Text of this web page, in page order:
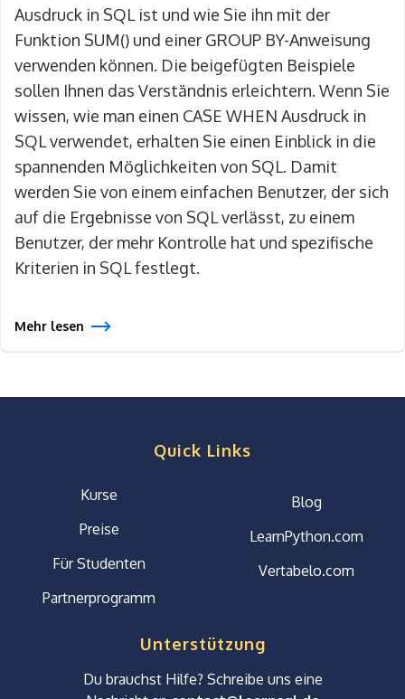
Ausdruck in SQL ist und wie Sie ihn mit der
Funktion SUM() und einer GROUP BY-Anweisung
verwenden können. Die beigefügten Beispiele
sollen Ihnen das Verständnis erleichtern. Wenn Sie
wissen, wie man einen CASE WHEN Ausdruck in
SQL verwendet, erhalten Sie einen Einblick in die
spannenden Möglichkeiten von SQL. Damit
werden Sie von einem einfachen Benutzer, der sich
auf die Ergebnisse von SQL verlässt, zu einem
Benutzer, der mehr Kontrolle hat und spezifische
Kriterien in SQL festlegt.
Mehr lesen
Quick Links
Kurse
Preise
Für Studenten
Partnerprogramm
Blog
LearnPython.com
Vertabelo.com
Unterstützung
Du brauchst Hilfe? Schreibe uns eine